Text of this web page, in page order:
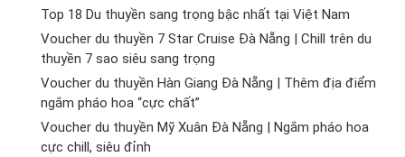
Top 18 Du thuyền sang trọng bậc nhất tại Việt Nam
Voucher du thuyền 7 Star Cruise Đà Nẵng | Chill trên du
thuyền 7 sao siêu sang trọng
Voucher du thuyền Hàn Giang Đà Nẵng | Thêm địa điểm
ngắm pháo hoa “cực chất”
Voucher du thuyền Mỹ Xuân Đà Nẵng | Ngắm pháo hoa
cực chill, siêu đỉnh